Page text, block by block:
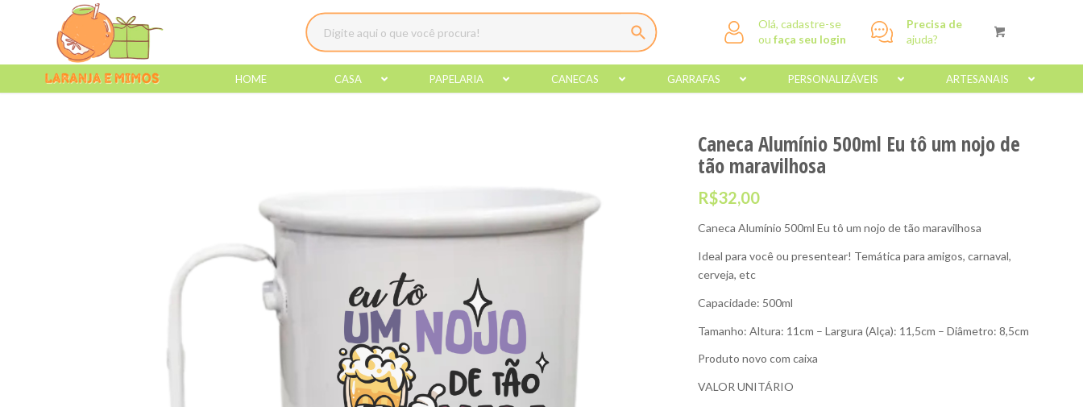
Olá, cadastre-se
oufaça seu login
Precisa de
ajuda?
HOME CASA PAPELARIA CANECAS GARRAFAS PERSONALIZÁVEIS ARTESANAIS
Caneca Alumínio 500ml Eu tô um nojo de
tão maravilhosa
R$32,00
Caneca Alumínio 500ml Eu tô um nojo de tão maravilhosa
Ideal para você ou presentear! Temática para amigos, carnaval,
cerveja, etc
Capacidade: 500ml
Tamanho: Altura: 11cm – Largura (Alça): 11,5cm – Diâmetro: 8,5cm
Produto novo com caixa
VALOR UNITÁRIO